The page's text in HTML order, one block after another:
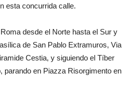
esta concurrida calle.
desde el Norte hasta el Sur y
de San Pablo Extramuros, Via
Cestia, y siguiendo el Tíber
parando en Piazza Risorgimento en